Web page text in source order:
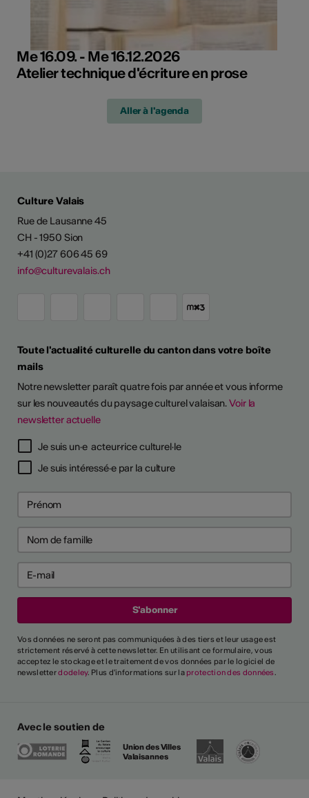
Me 16.09. - Me 16.12.2026
Atelier technique d'écriture en prose
Aller à l'agenda
Culture Valais
Rue de Lausanne 45
CH - 1950 Sion
+41 (0)27 606 45 69
info@culturevalais.ch
Toute l'actualité culturelle du canton dans votre boîte
mails
Notre newsletter paraît quatre fois par année et vous informe
sur les nouveautés du paysage culturel valaisan.Voir la
newsletter actuelle
Je suis un·e acteur·rice culturel·le
Je suis intéressé·e par la culture
Vos données ne seront pas communiquées à des tiers et leur usage est
strictement réservé à cette newsletter. En utilisant ce formulaire, vous
acceptez le stockage et le traitement de vos données par le logiciel de
newsletterdodeley. Plus d'informations sur la protection des données.
Avec le soutien de
Union des Villes
Valaisannes